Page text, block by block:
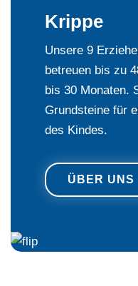
Krippe
Unsere 9
betreuen bis zu
bis 30 Monaten.
Grundsteine für
des Kindes.
ÜBER UNS